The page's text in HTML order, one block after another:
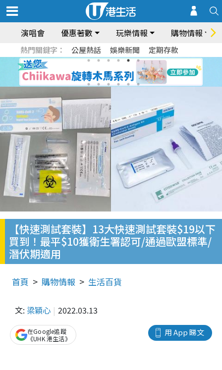
演唱會 優惠著數 玩樂情報 購物情報
熱門關鍵字： 公屋熱話 娛樂新聞 定期存款
【快速測試套裝】13大快速測試套裝$19以下
買到！最平$10獲衛生署認可/通過歐盟標準/
潛伏期適用
首頁 購物情報 生活百貨
文: 梁穎心 2022.03.13
用 App 睇文
在Google追蹤
《UHK 港生活》